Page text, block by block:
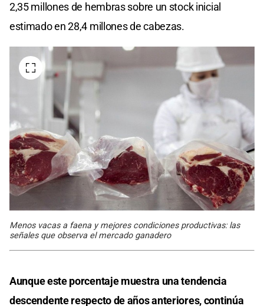
2,35 millones de hembras sobre un stock inicial
estimado en 28,4 millones de cabezas.
Menos vacas a faena y mejores condiciones productivas: las
señales que observa el mercado ganadero
Aunque este porcentaje muestra una tendencia
descendente respecto de años anteriores, continúa